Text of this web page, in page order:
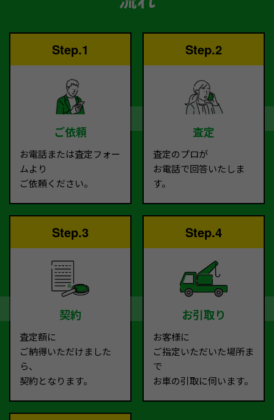
Step.1
ご依頼
お電話または査定フォー
ムより
ご依頼ください。
Step.2
査定
査定のプロが
お電話で回答いたしま
す。
Step.3
契約
査定額に
ご納得いただけました
ら、
契約となります。
Step.4
お引取り
お客様に
ご指定いただいた場所ま
で
お車の引取に伺います。